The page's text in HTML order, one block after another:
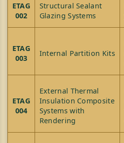
ETAG
002
Structural Sealant
Glazing Systems
ETAG
003
Internal Partition Kits
ETAG
004
External Thermal
Insulation Composite
Systems with
Rendering